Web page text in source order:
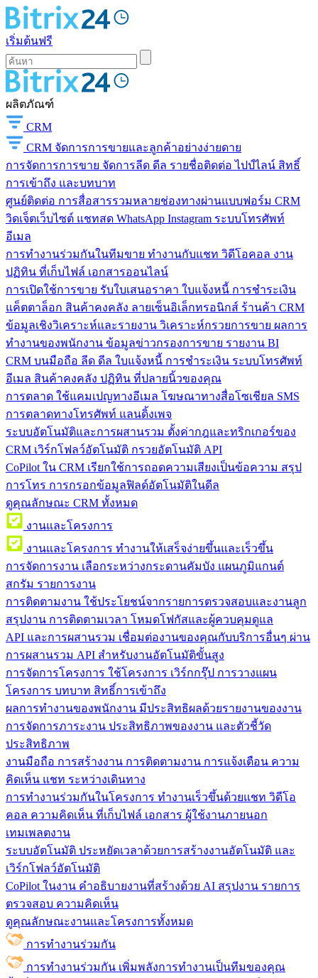
เริ่มต้นฟรี
ผลิตภัณฑ์
CRM
CRM จัดการการขายและลูกค้าอย่างง่ายดาย
การจัดการการขาย จัดการลีด ดีล รายชื่อติดต่อ ไปป์ไลน์ สิทธิ์
การเข้าถึง และบทบาท
ศูนย์ติดต่อ การสื่อสารรวมหลายช่องทางผ่านแบบฟอร์ม CRM
วิดเจ็ตเว็บไซต์ แชทสด WhatsApp Instagram ระบบโทรศัพท์
อีเมล
การทำงานร่วมกันในทีมขาย ทำงานกับแชท วิดีโอคอล งาน
ปฏิทิน ที่เก็บไฟล์ เอกสารออนไลน์
การเปิดใช้การขาย รับใบเสนอราคา ใบแจ้งหนี้ การชำระเงิน
แค็ตตาล็อก สินค้าคงคลัง ลายเซ็นอิเล็กทรอนิกส์ ร้านค้า CRM
ข้อมูลเชิงวิเคราะห์และรายงาน วิเคราะห์กรวยการขาย ผลการ
ทำงานของพนักงาน ข้อมูลข่าวกรองการขาย รายงาน BI
CRM บนมือถือ ลีด ดีล ใบแจ้งหนี้ การชำระเงิน ระบบโทรศัพท์
อีเมล สินค้าคงคลัง ปฏิทิน ที่ปลายนิ้วของคุณ
การตลาด ใช้แคมเปญทางอีเมล โฆษณาทางสื่อโซเชียล SMS
การตลาดทางโทรศัพท์ แลนดิ้งเพจ
ระบบอัตโนมัติและการผสานรวม ตั้งค่ากฎและทริกเกอร์ของ
CRM เวิร์กโฟลว์อัตโนมัติ กรวยอัตโนมัติ API
CoPilot ใน CRM เรียกใช้การถอดความเสียงเป็นข้อความ สรุป
การโทร การกรอกข้อมูลฟิลด์อัตโนมัติในดีล
ดูคุณลักษณะ CRM ทั้งหมด
งานและโครงการ
งานและโครงการ ทำงานให้เสร็จง่ายขึ้นและเร็วขึ้น
การจัดการงาน เลือกระหว่างกระดานคัมบัง แผนภูมิแกนต์
สกรัม รายการงาน
การติดตามงาน ใช้ประโยชน์จากรายการตรวจสอบและงานลูก
สรุปงาน การติดตามเวลา โหมดโฟกัสและผู้ควบคุมดูแล
API และการผสานรวม เชื่อมต่องานของคุณกับบริการอื่นๆ ผ่าน
การผสานรวม API สำหรับงานอัตโนมัติขั้นสูง
การจัดการโครงการ ใช้โครงการ เวิร์กกรุ๊ป การวางแผน
โครงการ บทบาท สิทธิ์การเข้าถึง
ผลการทำงานของพนักงาน มีประสิทธิผลด้วยรายงานของงาน
การจัดการภาระงาน ประสิทธิภาพของงาน และตัวชี้วัด
ประสิทธิภาพ
งานมือถือ การสร้างงาน การติดตามงาน การแจ้งเตือน ความ
คิดเห็น แชท ระหว่างเดินทาง
การทำงานร่วมกันในโครงการ ทํางานเร็วขึ้นด้วยแชท วิดีโอ
คอล ความคิดเห็น ที่เก็บไฟล์ เอกสาร ผู้ใช้งานภายนอก
เทมเพลตงาน
ระบบอัตโนมัติ ประหยัดเวลาด้วยการสร้างงานอัตโนมัติ และ
เวิร์กโฟลว์อัตโนมัติ
CoPilot ในงาน คำอธิบายงานที่สร้างด้วย AI สรุปงาน รายการ
ตรวจสอบ ความคิดเห็น
ดูคุณลักษณะงานและโครงการทั้งหมด
การทำงานร่วมกัน
การทำงานร่วมกัน เพิ่มพลังการทำงานเป็นทีมของคุณ